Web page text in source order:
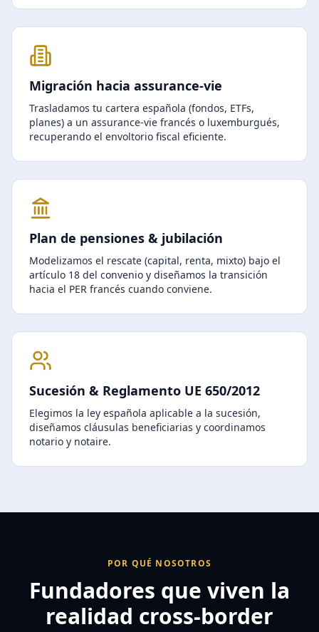
Migración hacia assurance-vie
Trasladamos tu cartera española (fondos, ETFs,
planes) a un assurance-vie francés o luxemburgués,
recuperando el envoltorio fiscal eficiente.
Plan de pensiones & jubilación
Modelizamos el rescate (capital, renta, mixto) bajo el
artículo 18 del convenio y diseñamos la transición
hacia el PER francés cuando conviene.
Sucesión & Reglamento UE 650/2012
Elegimos la ley española aplicable a la sucesión,
diseñamos cláusulas beneficiarias y coordinamos
notario y notaire.
POR QUÉ NOSOTROS
Fundadores que viven la
realidad cross-border